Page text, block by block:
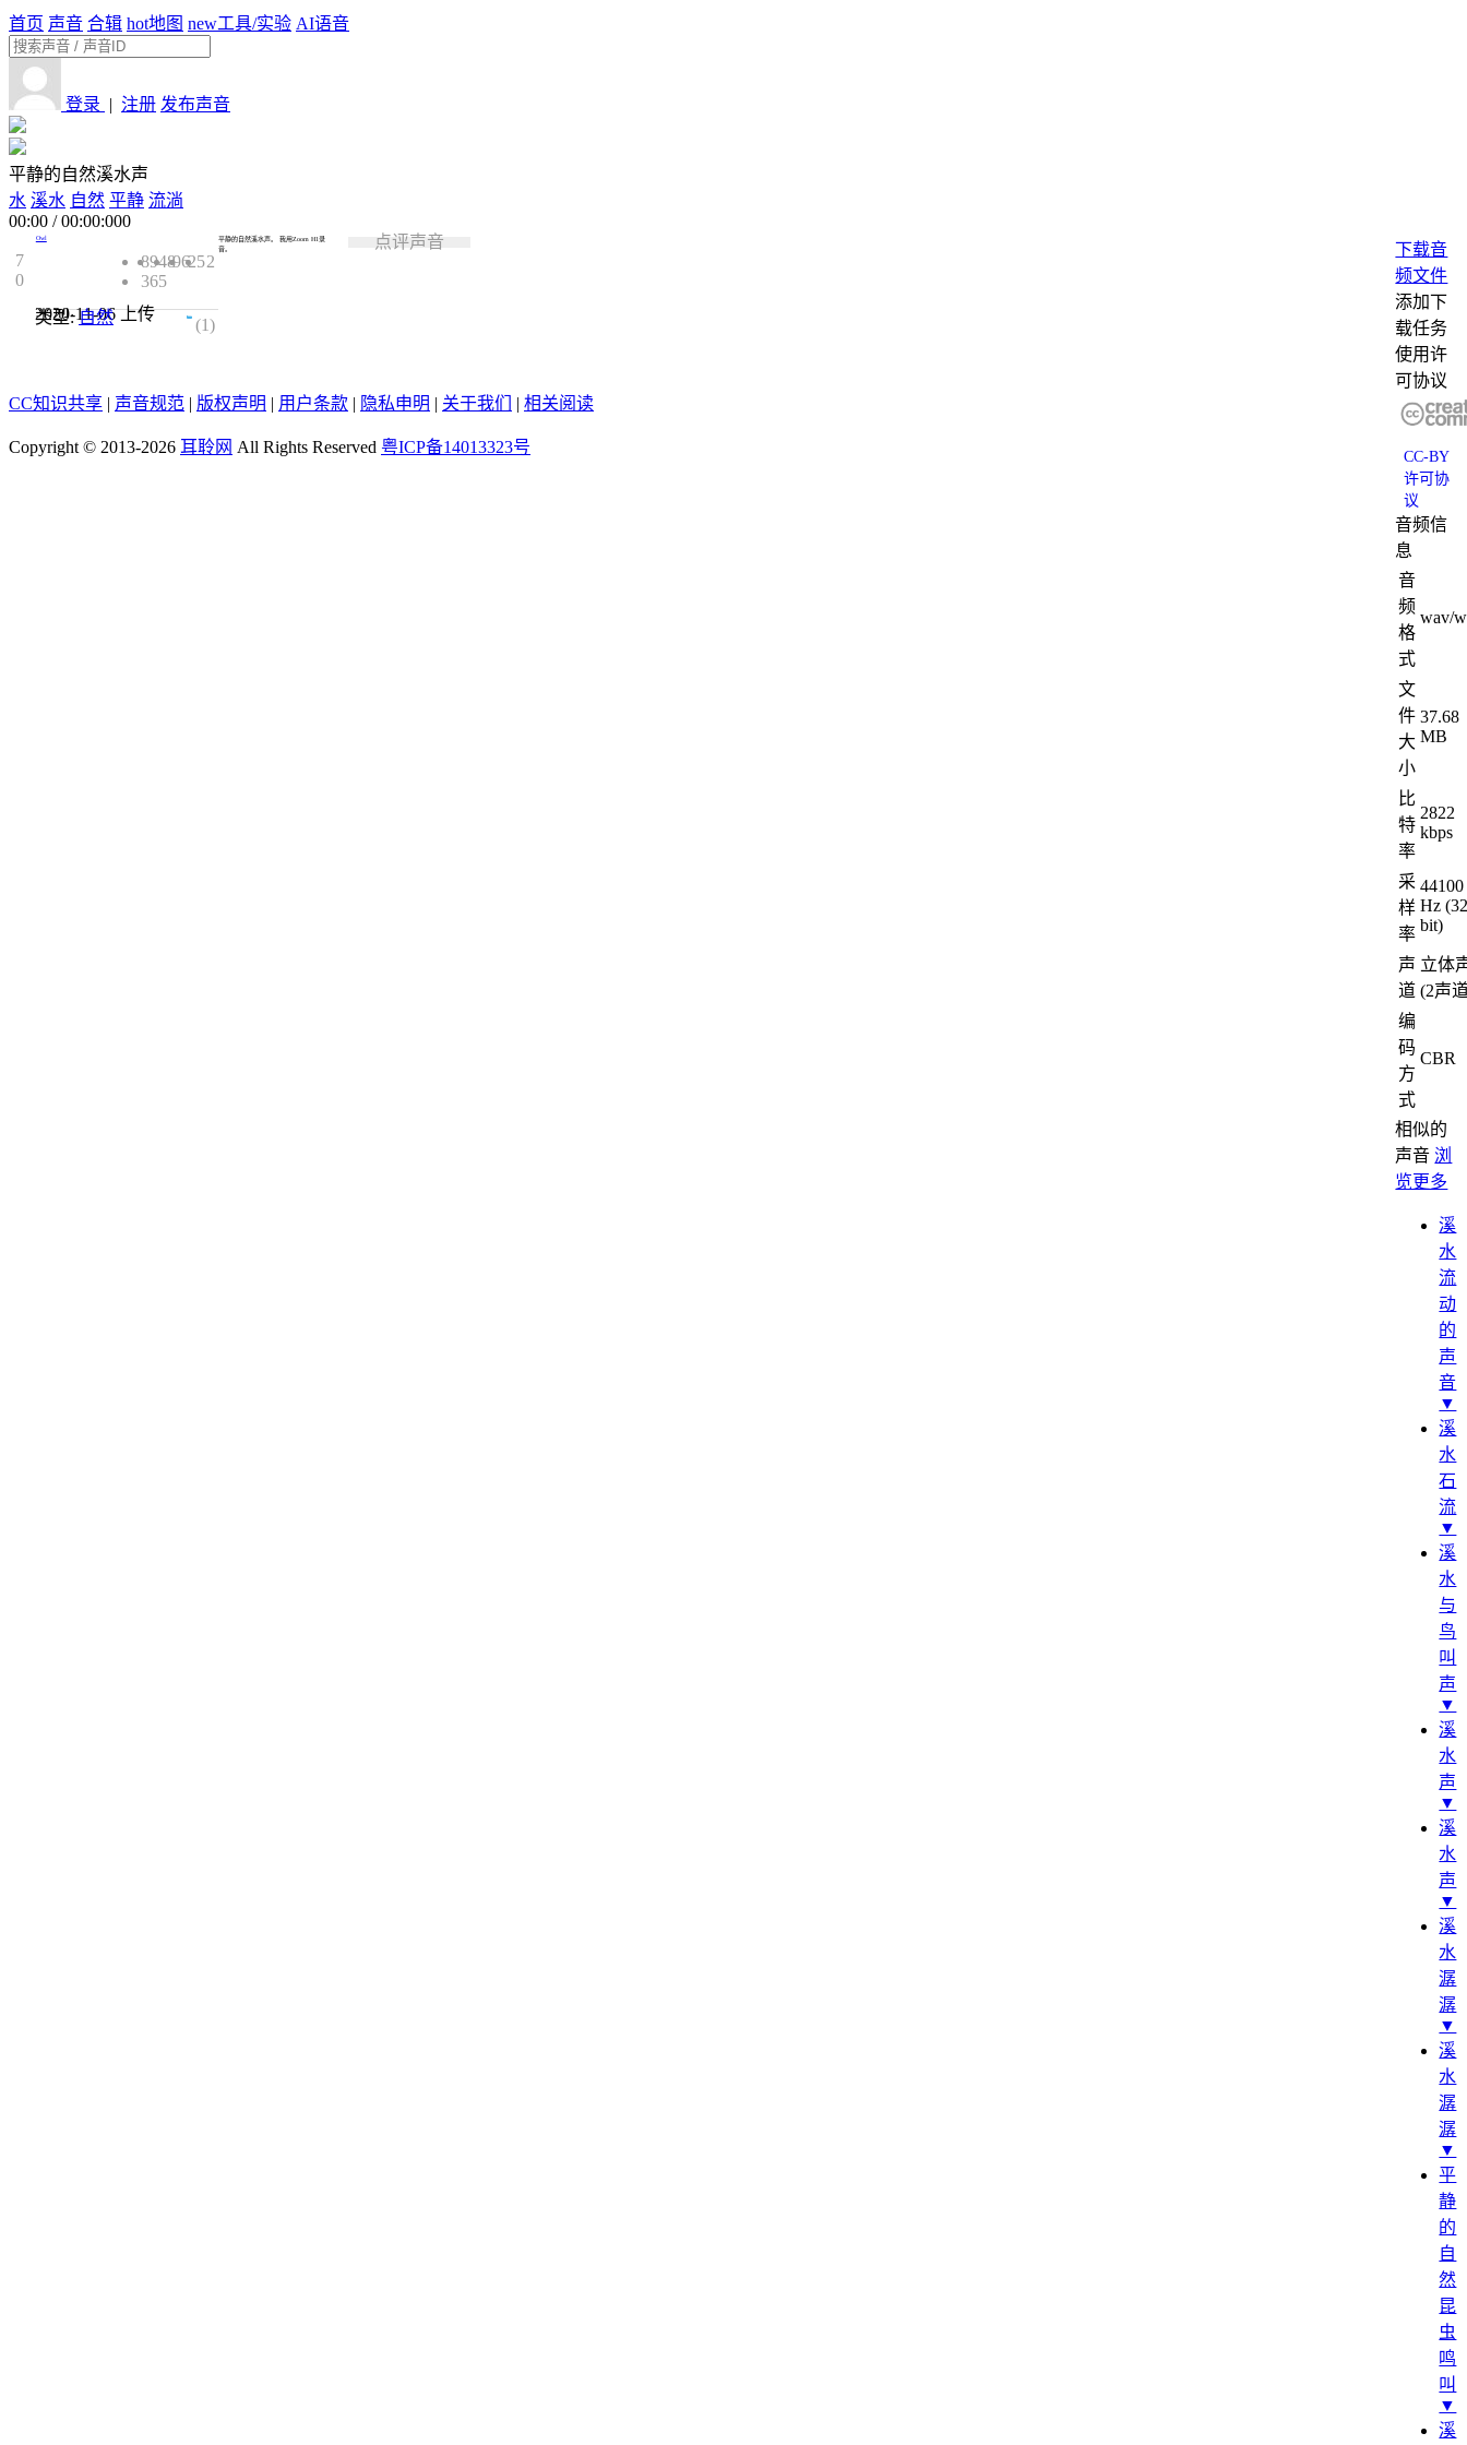
首页 声音 合辑 hot地图 new工具/实验 AI语音
登录 | 注册 发布声音
平静的自然溪水声
水 溪水 自然 平静 流淌
00:00 /00:00:000
7
0
Owl
894896252
365
2020-11-06上传
类型:自然 5.0(1)
下载音
频文件
添加下
载任务
使用许
可协议
CC-BY
许可协
议
音频信
息
音
频
格
式
wav/
文
件
大
小
37.68
MB
比
特
率
2822
kbps
采
样
率
44100
Hz
bit)
声
道
立体
(2声
编
码
方
式
CBR
相似的
声音 浏
览更多
溪
水
流
动
的
声
音
▼
溪
水
石
流
▼
溪
水
与
鸟
叫
声
▼
溪
水
声
▼
溪
水
声
▼
溪
水
潺
潺
▼
溪
水
潺
潺
▼
平
静
的
自
然
昆
虫
鸣
叫
▼
溪
平静的自然溪水声。 我用Zoom H1录
音。
点评声音
CC知识共享 | 声音规范 | 版权声明 | 用户条款 | 隐私申明 | 关于我们 | 相关阅读
Copyright © 2013-2026 耳聆网 All Rights Reserved 粤ICP备14013323号